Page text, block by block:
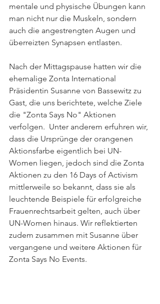
mentale und physische Übungen kann
man nicht nur die Muskeln, sondern
auch die angestrengten Augen und
überreizten Synapsen entlasten.
Nach der Mittagspause hatten wir die
ehemalige Zonta International
Präsidentin Susanne von Bassewitz zu
Gast, die uns berichtete, welche Ziele
die "Zonta Says No" Aktionen
verfolgen.  Unter anderem erfuhren wir,
dass die Ursprünge der orangenen
Aktionsfarbe eigentlich bei UN-
Women liegen, jedoch sind die Zonta
Aktionen zu den 16 Days of Activism
mittlerweile so bekannt, dass sie als
leuchtende Beispiele für erfolgreiche
Frauenrechtsarbeit gelten, auch über
UN-Women hinaus. Wir reflektierten
zudem zusammen mit Susanne über
vergangene und weitere Aktionen für
Zonta Says No Events.